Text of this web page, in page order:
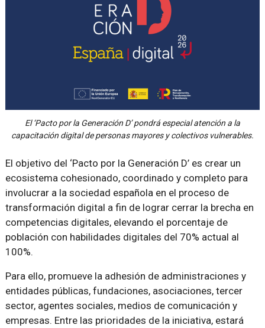
El ‘Pacto por la Generación D’ pondrá especial atención a la
capacitación digital de personas mayores y colectivos vulnerables.
El objetivo del ‘Pacto por la Generación D’ es crear un
ecosistema cohesionado, coordinado y completo para
involucrar a la sociedad española en el proceso de
transformación digital a fin de lograr cerrar la brecha en
competencias digitales, elevando el porcentaje de
población con habilidades digitales del 70% actual al
100%.
Para ello, promueve la adhesión de administraciones y
entidades públicas, fundaciones, asociaciones, tercer
sector, agentes sociales, medios de comunicación y
empresas. Entre las prioridades de la iniciativa, estará